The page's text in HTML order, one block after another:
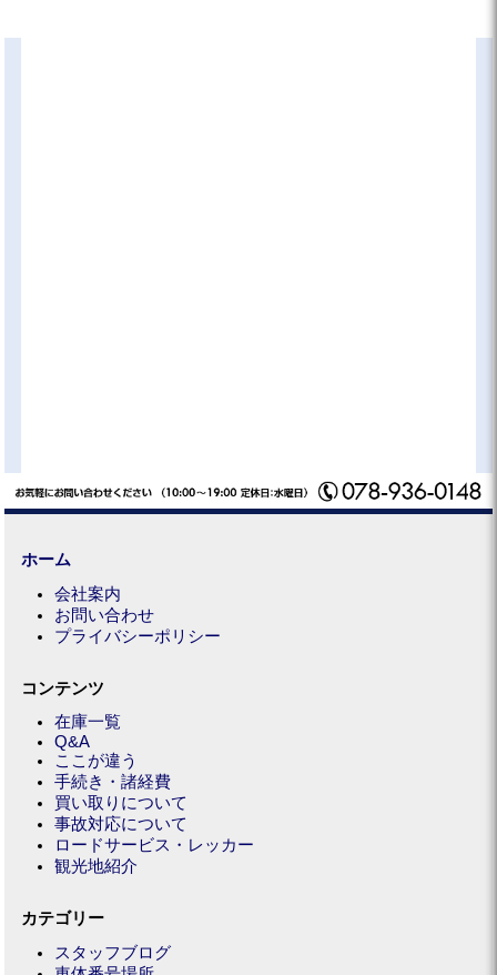
ホーム
会社案内
お問い合わせ
プライバシーポリシー
コンテンツ
在庫一覧
Q&A
ここが違う
手続き・諸経費
買い取りについて
事故対応について
ロードサービス・レッカー
観光地紹介
カテゴリー
スタッフブログ